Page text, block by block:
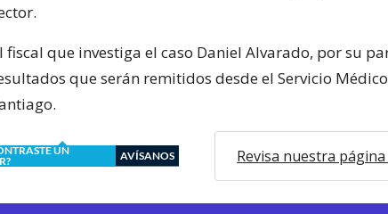
fiscal que investiga el caso Daniel Alvarado, por su
que serán remitidos desde el Servicio
UN
AVÍSANOS Revisa nuestra